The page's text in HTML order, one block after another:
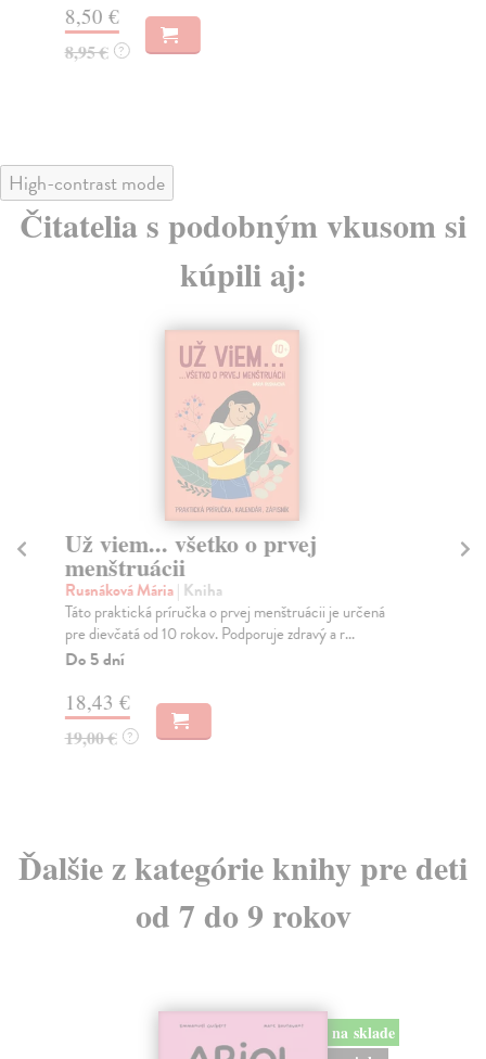
8,50 €
8,95 € ?
High-contrast mode
Čitatelia s podobným vkusom si
kúpili aj:
Už viem... všetko o prvej
menštruácii
Rusnáková Mária| Kniha
Táto praktická príručka o prvej menštruácii je určená
pre dievčatá od 10 rokov. Podporuje zdravý a r...
Do 5 dní
18,43 €
19,00 € ?
Ďalšie z kategórie knihy pre deti
od 7 do 9 rokov
na sklade